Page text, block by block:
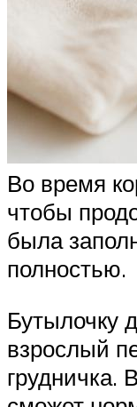
Во время
чтобы
была
полностью.
Бутылочку
взрослый
грудничка.